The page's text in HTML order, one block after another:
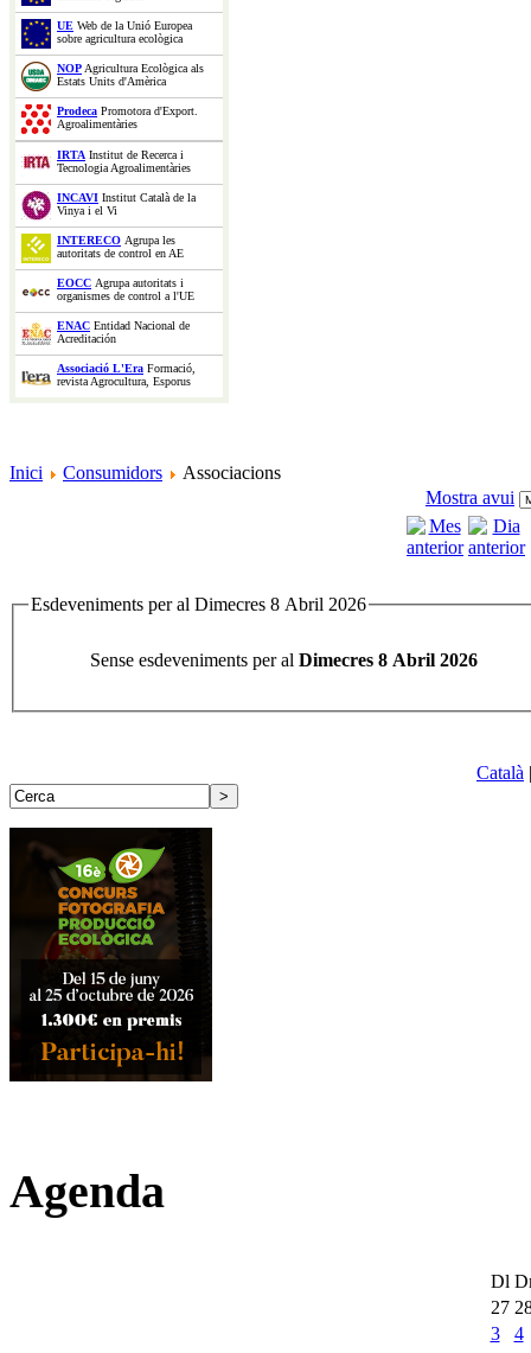
UE Web de la Unió Europea
sobre agricultura ecològica
NOPAgricultura Ecològica als
Estats Units d'Amèrica
Prodeca Promotora d'Export.
Agroalimentàries
IRTA Institut de Recerca i
Tecnologia Agroalimentàries
INCAVI Institut Català de la
Vinya i el Vi
INTERECO Agrupa les
autoritats de control en AE
EOCC Agrupa autoritats i
organismes de control a l'UE
ENAC Entidad Nacional de
Acreditación
Associació L'Era Formació,
revista Agrocultura, Esporus
Inici Consumidors
Associacions
Mostra avui
Esdeveniments per al Dimecres 8 Abril 2026
Sense esdeveniments per al Dimecres 8 Abril 2026
Català
Agenda
Dl
27
3
4